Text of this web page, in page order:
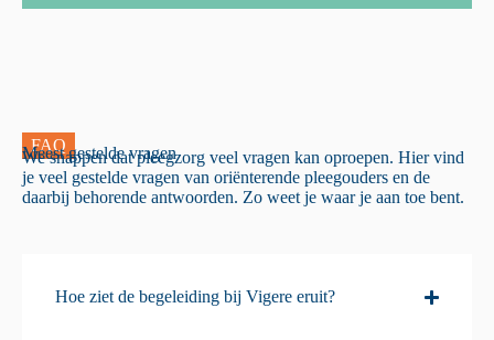
FAQ
Meest gestelde vragen
We snappen dat pleegzorg veel vragen kan oproepen. Hier vind
je veel gestelde vragen van oriënterende pleegouders en de
daarbij behorende antwoorden. Zo weet je waar je aan toe bent.
Hoe ziet de begeleiding bij Vigere eruit?